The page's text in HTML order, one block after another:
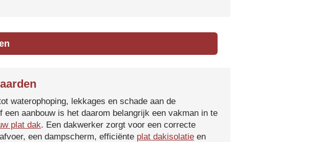
waterophoping, lekkages en schade aan de
aanbouw is het daarom belangrijk een vakman in te
plat dak. Een dakwerker zorgt voor een correcte
een dampscherm, efficiënte plat dakisolatie en